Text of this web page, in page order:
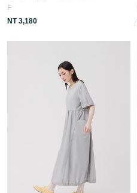
F
NT 3,180